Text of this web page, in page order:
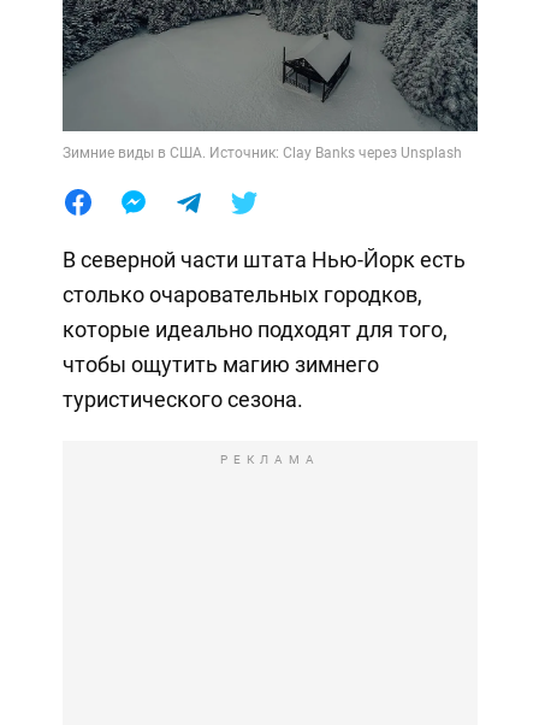
Зимние виды в США. Источник: Clay Banks через Unsplash
В северной части штата Нью-Йорк есть
столько очаровательных городков,
которые идеально подходят для того,
чтобы ощутить магию зимнего
туристического сезона.
РЕКЛАМА